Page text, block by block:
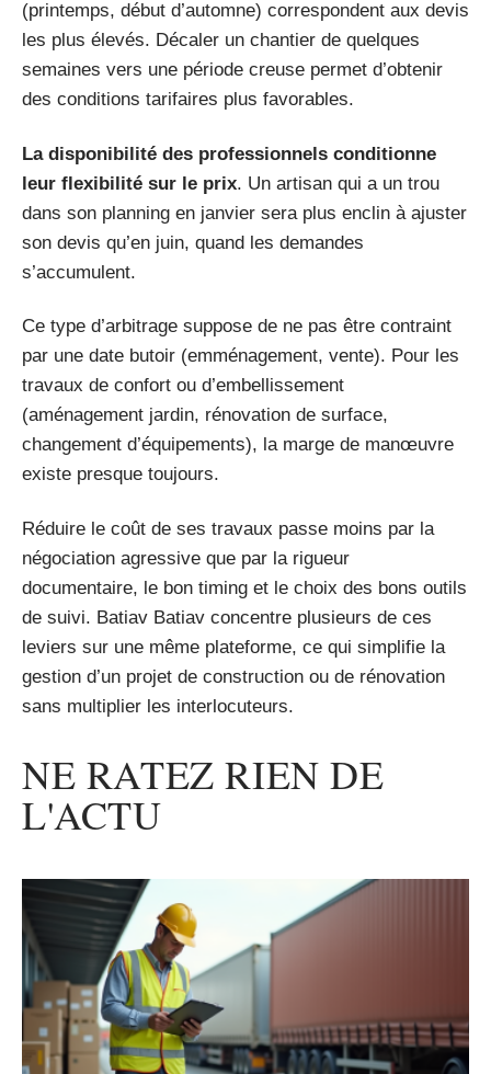
(printemps, début d’automne) correspondent aux devis
les plus élevés. Décaler un chantier de quelques
semaines vers une période creuse permet d’obtenir
des conditions tarifaires plus favorables.
La disponibilité des professionnels conditionne
leur flexibilité sur le prix. Un artisan qui a un trou
dans son planning en janvier sera plus enclin à ajuster
son devis qu’en juin, quand les demandes
s’accumulent.
Ce type d’arbitrage suppose de ne pas être contraint
par une date butoir (emménagement, vente). Pour les
travaux de confort ou d’embellissement
(aménagement jardin, rénovation de surface,
changement d’équipements), la marge de manœuvre
existe presque toujours.
Réduire le coût de ses travaux passe moins par la
négociation agressive que par la rigueur
documentaire, le bon timing et le choix des bons outils
de suivi. Batiav Batiav concentre plusieurs de ces
leviers sur une même plateforme, ce qui simplifie la
gestion d’un projet de construction ou de rénovation
sans multiplier les interlocuteurs.
NE RATEZ RIEN DE
L'ACTU